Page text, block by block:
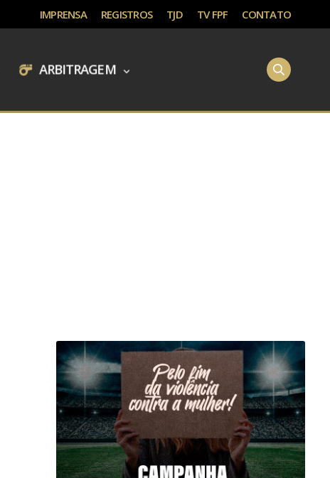
IMPRENSA REGISTROS TJD TV FPF CONTATO
ARBITRAGEM